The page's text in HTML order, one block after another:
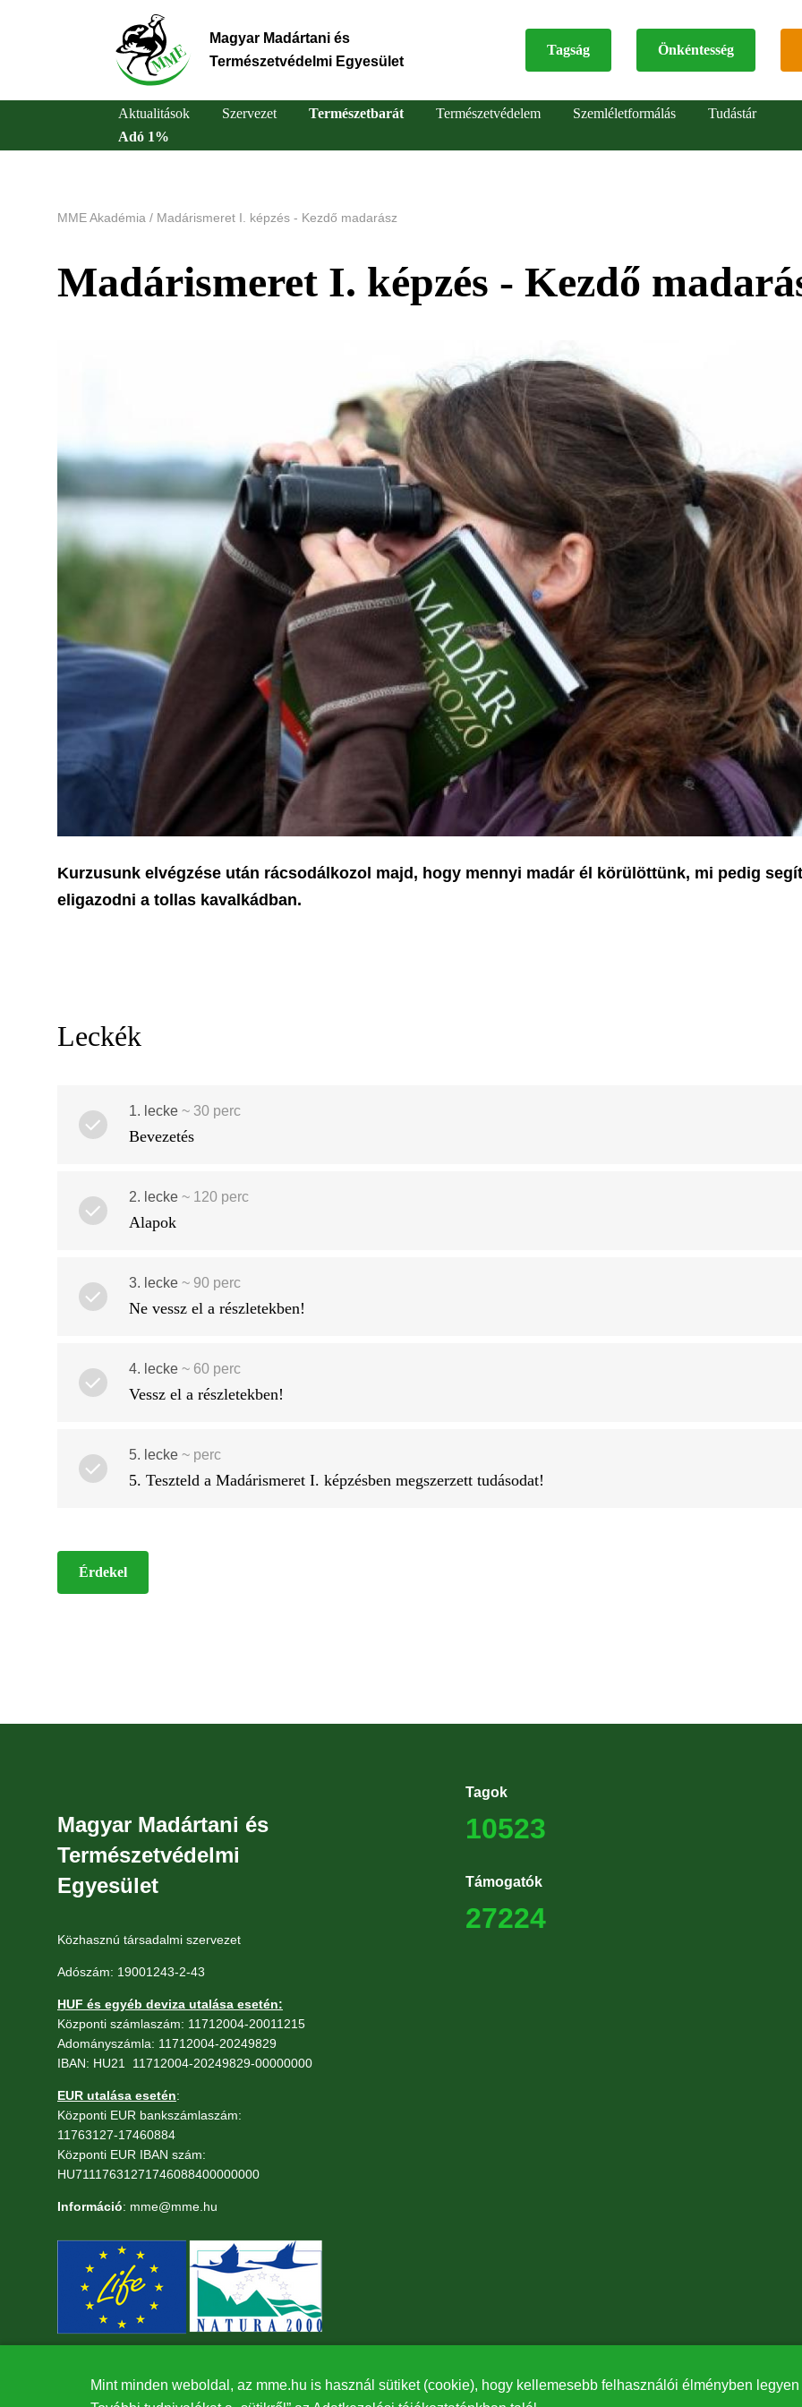
Magyar Madártani és
Természetvédelmi Egyesület
Top
Tagság Önkéntesség
Main
navigation
Aktualitások Szervezet Természetbarát Természetvédelem Szemléletformálás
Tudástár
Adó 1%
MME Akadémia / Madárismeret I. képzés - Kezdő madarász
Madárismeret I. képzés - Kezdő
Kurzusunk elvégzése után rácsodálkozol majd, hogy mennyi madár él körülöttünk, mi pedig
eligazodni a tollas kavalkádban.
Leckék
1. lecke ~ 30 perc
Bevezetés
2. lecke ~ 120 perc
Alapok
3. lecke ~ 90 perc
Ne vessz el a részletekben!
4. lecke ~ 60 perc
Vessz el a részletekben!
5. lecke ~ perc
5. Teszteld a Madárismeret I. képzésben megszerzett tudásodat!
Érdekel
Magyar Madártani és
Természetvédelmi
Egyesület
Közhasznú társadalmi szervezet
Adószám: 19001243-2-43
HUF és egyéb deviza utalása esetén:
Központi számlaszám: 11712004-20011215
Adományszámla: 11712004-20249829
IBAN: HU21 11712004-20249829-00000000
EUR utalása esetén:
Központi EUR bankszámlaszám:
11763127-17460884
Központi EUR IBAN szám:
HU71117631271746088400000000
Információ: mme@mme.hu
Tagok
10523
Támogatók
27224
Mint minden weboldal, az mme.hu is használ sütiket (cookie), hogy kellemesebb felhasználói élményben